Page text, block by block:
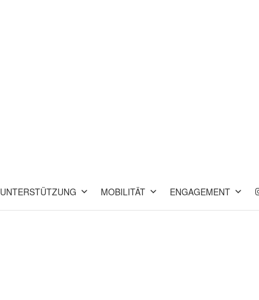
UNTERSTÜTZUNG MOBILITÄT ENGAGEMENT